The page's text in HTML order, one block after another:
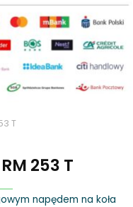
T
253 T
napędem na koła